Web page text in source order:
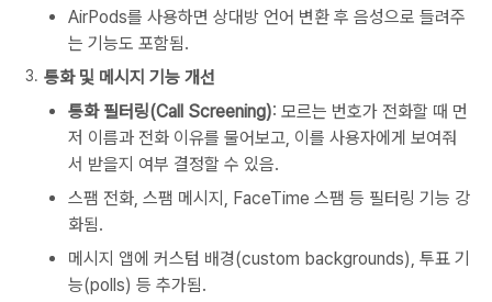
AirPods를 사용하면 상대방 언어 변환 후 음성으로 들려주
는 기능도 포함됨.
통화 및 메시지 기능 개선
통화 필터링(Call Screening): 모르는 번호가 전화할 때 먼
저 이름과 전화 이유를 물어보고, 이를 사용자에게 보여줘
서 받을지 여부 결정할 수 있음.
스팸 전화, 스팸 메시지, FaceTime 스팸 등 필터링 기능 강
화됨.
메시지 앱에 커스텀 배경(custom backgrounds), 투표 기
능(polls) 등 추가됨.